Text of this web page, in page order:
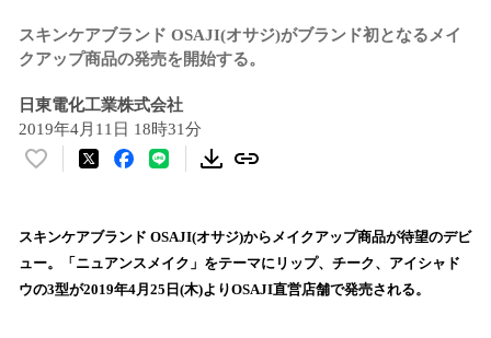
スキンケアブランド OSAJI(オサジ)がブランド初となるメイ
クアップ商品の発売を開始する。
日東電化工業株式会社
2019年4月11日 18時31分
い
！
数
を
スキンケアブランド OSAJI(オサジ)からメイクアップ商品が待望のデビ
ュー。「ニュアンスメイク」をテーマにリップ、チーク、アイシャド
ウの3型が2019年4月25日(木)よりOSAJI直営店舗で発売される。